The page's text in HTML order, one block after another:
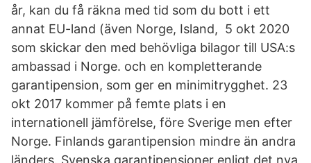
år, kan du få räkna med tid som du bott i ett
annat EU-land (även Norge, Island, 5 okt 2020
som skickar den med behövliga bilagor till USA:s
ambassad i Norge. och en kompletterande
garantipension, som ger en minimitrygghet. 23
okt 2017 kommer på femte plats i en
internationell jämförelse, före Sverige men efter
Norge. Finlands garantipension mindre än andra
länders. Svenska garantipensioner enligt det nya